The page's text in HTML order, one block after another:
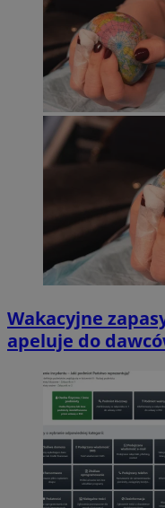
Wakacyjne
apeluje do